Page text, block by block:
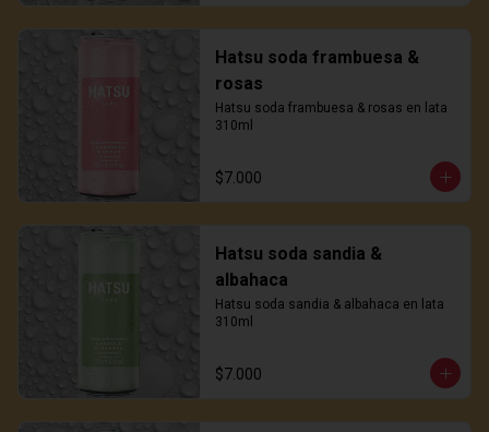
Hatsu soda frambuesa &
rosas
Hatsu soda frambuesa & rosas en lata
310ml
$7.000
Hatsu soda sandia &
albahaca
Hatsu soda sandia & albahaca en lata
310ml
$7.000